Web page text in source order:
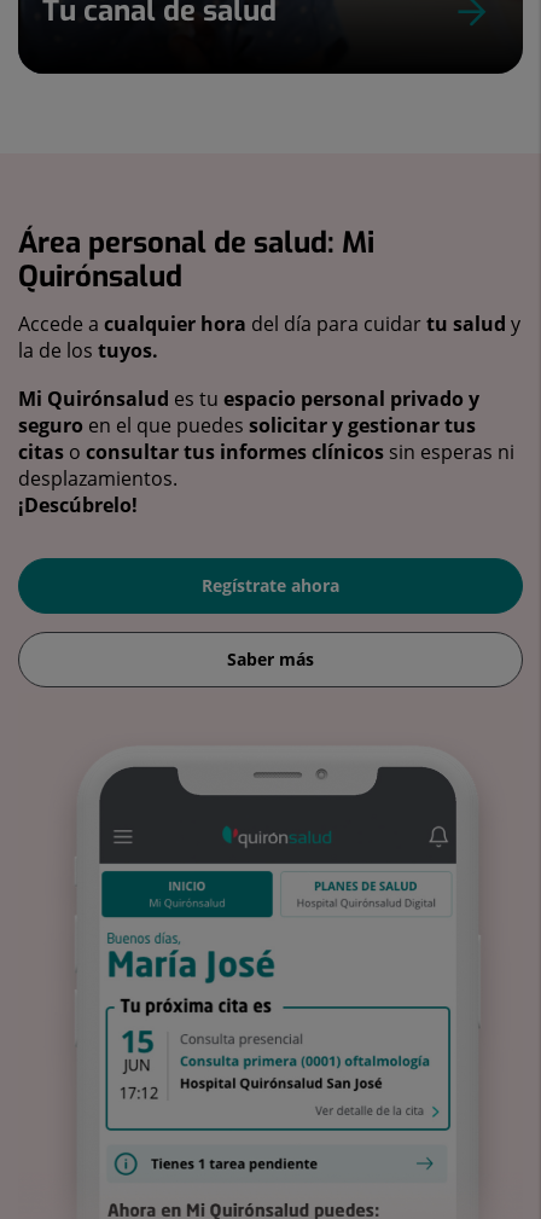
Tu canal de salud
Área personal de salud: Mi
Quirónsalud
Accede a cualquier hora del día para cuidartu salud y
la de los tuyos.
Mi Quirónsalud es tu espacio personal privado y
seguro en el que puedes solicitar y gestionar tus
citas o consultar tus informes clínicos sin esperas ni
desplazamientos.
¡Descúbrelo!
Regístrate ahora
Saber más